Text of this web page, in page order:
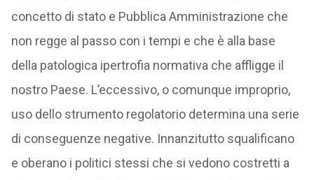
concetto di stato e Pubblica Amministrazione che
non regge al passo con i tempi e che è alla base
della patologica ipertrofia normativa che affligge il
nostro Paese. L’eccessivo, o comunque improprio,
uso dello strumento regolatorio determina una serie
di conseguenze negative. Innanzitutto squalificano
e oberano i politici stessi che si vedono costretti a